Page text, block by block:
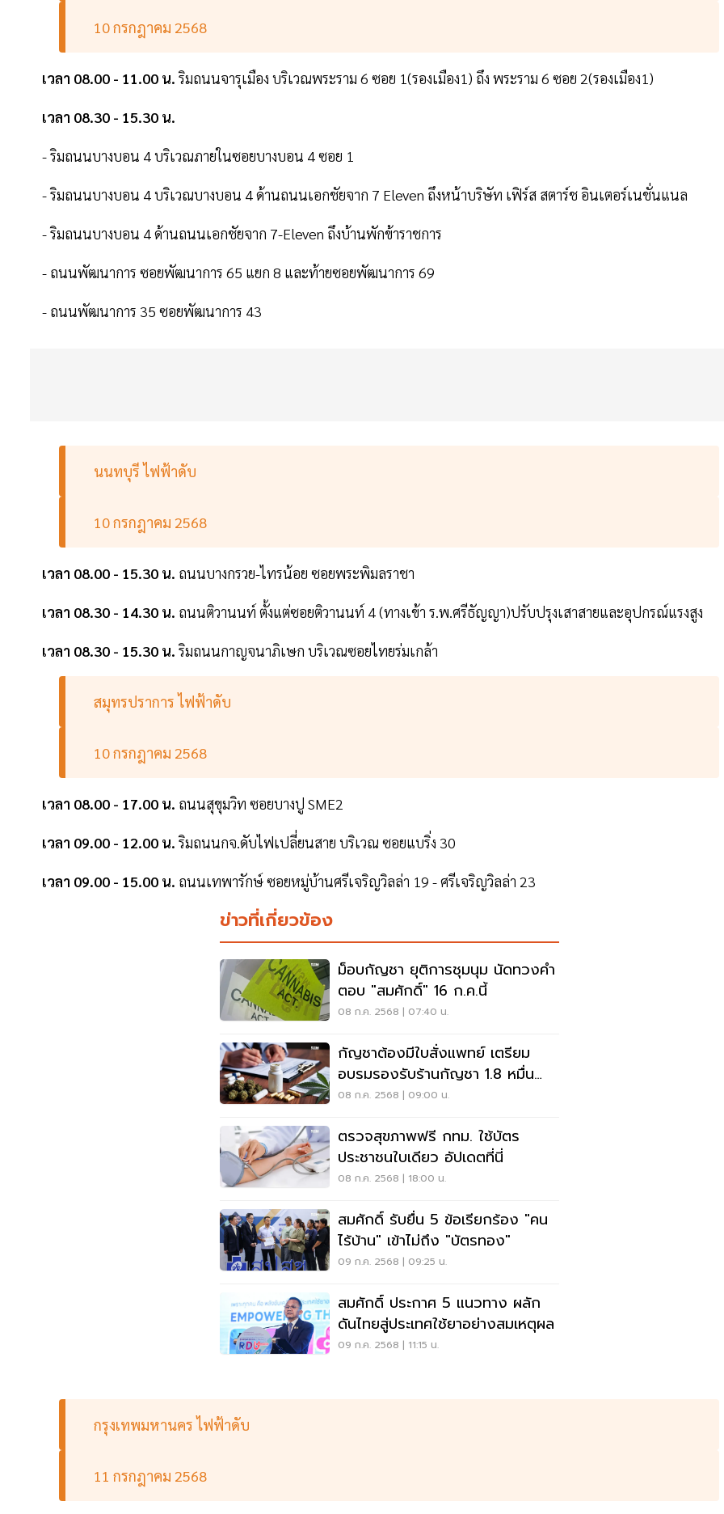
10 กรกฎาคม 2568
เวลา 08.00 - 11.00 น. ริมถนนจารุเมือง บริเวณพระราม 6 ซอย 1(รองเมือง1) ถึง พระราม 6 ซอย 2(รองเมือง1)
เวลา 08.30 - 15.30 น.
- ริมถนนบางบอน 4 บริเวณภายในซอยบางบอน 4 ซอย 1
- ริมถนนบางบอน 4 บริเวณบางบอน 4 ด้านถนนเอกชัยจาก 7 Eleven ถึงหน้าบริษัท เฟิร์ส สตาร์ช อินเตอร์เนชั่นแนล
- ริมถนนบางบอน 4 ด้านถนนเอกชัยจาก 7-Eleven ถึงบ้านพักข้าราชการ
- ถนนพัฒนาการ ซอยพัฒนาการ 65 แยก 8 และท้ายซอยพัฒนาการ 69
- ถนนพัฒนาการ 35 ซอยพัฒนาการ 43
นนทบุรี ไฟฟ้าดับ
10 กรกฎาคม 2568
เวลา 08.00 - 15.30 น. ถนนบางกรวย-ไทรน้อย ซอยพระพิมลราชา
เวลา 08.30 - 14.30 น. ถนนติวานนท์ ตั้งแต่ซอยติวานนท์ 4 (ทางเข้า ร.พ.ศรีธัญญา)ปรับปรุงเสาสายและอุปกรณ์แรงสูง
เวลา 08.30 - 15.30 น. ริมถนนกาญจนาภิเษก บริเวณซอยไทยร่มเกล้า
สมุทรปราการ ไฟฟ้าดับ
10 กรกฎาคม 2568
เวลา 08.00 - 17.00 น. ถนนสุขุมวิท ซอยบางปู SME2
เวลา 09.00 - 12.00 น. ริมถนนกจ.ดับไฟเปลี่ยนสาย บริเวณ ซอยแบริ่ง 30
เวลา 09.00 - 15.00 น. ถนนเทพารักษ์ ซอยหมู่บ้านศรีเจริญวิลล่า 19 - ศรีเจริญวิลล่า 23
ข่าวที่เกี่ยวข้อง
ม็อบกัญชา ยุติการชุมนุม นัดทวงคำ
ตอบ "สมศักดิ์" 16 ก.ค.นี้
08 ก.ค. 2568 | 07:40 น.
กัญชาต้องมีใบสั่งแพทย์ เตรียม
อบรมรองรับร้านกัญชา 1.8 หมื่น
แห่ง
08 ก.ค. 2568 | 09:00 น.
ตรวจสุขภาพฟรี กทม. ใช้บัตร
ประชาชนใบเดียว อัปเดตที่นี่
08 ก.ค. 2568 | 18:00 น.
สมศักดิ์ รับยื่น 5 ข้อเรียกร้อง "คน
ไร้บ้าน" เข้าไม่ถึง "บัตรทอง"
09 ก.ค. 2568 | 09:25 น.
สมศักดิ์ ประกาศ 5 แนวทาง ผลัก
ดันไทยสู่ประเทศใช้ยาอย่างสมเหตุผล
09 ก.ค. 2568 | 11:15 น.
กรุงเทพมหานคร ไฟฟ้าดับ
11 กรกฎาคม 2568